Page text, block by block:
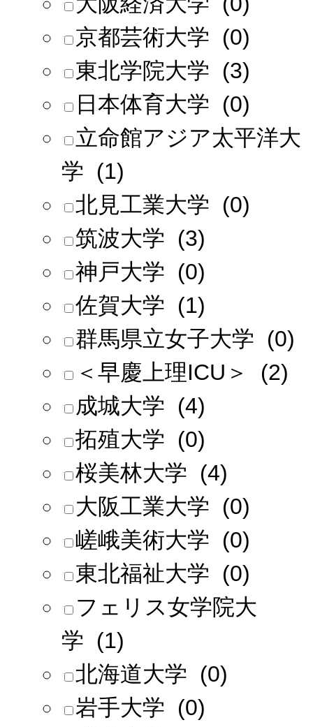
京都芸術大学 (0)
東北学院大学 (3)
日本体育大学 (0)
立命館アジア太平洋大
学 (1)
北見工業大学 (0)
筑波大学 (3)
神戸大学 (0)
佐賀大学 (1)
群馬県立女子大学 (0)
＜早慶上理ICU＞ (2)
成城大学 (4)
拓殖大学 (0)
桜美林大学 (4)
大阪工業大学 (0)
嵯峨美術大学 (0)
東北福祉大学 (0)
フェリス女学院大
学 (1)
北海道大学 (0)
岩手大学 (0)